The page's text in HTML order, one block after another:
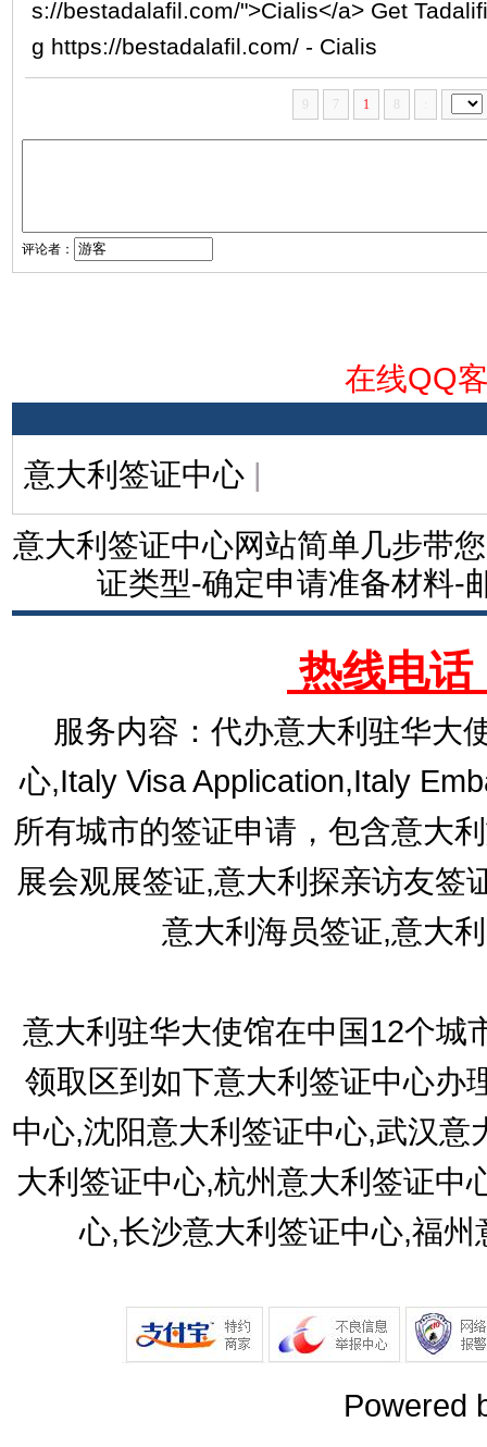
s://bestadalafil.com/">Cialis</a> Get
g https://bestadalafil.com/ - Cialis
7 1 :
评论者：
在线QQ
意大利签证中心 |
意大利签证中心网站简单几步带
证类型-确定申请准备材料-
热线电话
服务内容：代办意大利驻华大
心,Italy Visa Application,Italy
所有城市的签证申请，包含意大
展会观展签证,意大利探亲访友签
意大利海员签证,意大
意大利驻华大使馆在中国12个城
领取区到如下意大利签证中心办
中心,沈阳意大利签证中心,武汉
大利签证中心,杭州意大利签证中
心,长沙意大利签证中心,福
Powered